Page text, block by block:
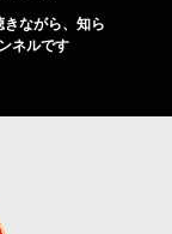
ながら、知ら
ネルです